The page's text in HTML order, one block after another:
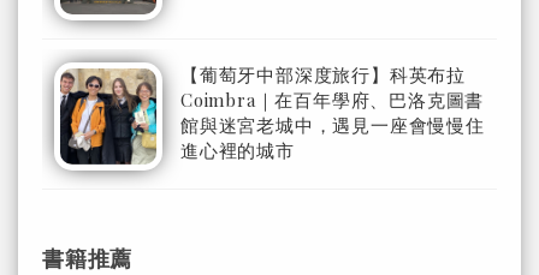
【葡萄牙中部深度旅行】科英布拉
Coimbra｜在百年學府、巴洛克圖書
館與迷宮老城中，遇見一座會慢慢住
進心裡的城市
書籍推薦